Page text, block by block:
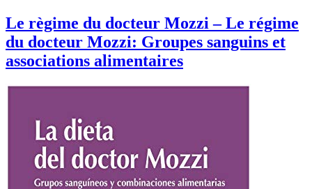
Le règime du docteur Mozzi – Le régime
du docteur Mozzi: Groupes sanguins et
associations alimentaires